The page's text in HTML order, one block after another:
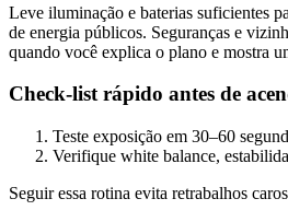
Leve iluminação e baterias suficientes
de energia públicos. Seguranças e
quando você explica o plano e mostra
Check-list rápido antes de
Teste exposição em 30–60
Verifique white balance,
Seguir essa rotina evita retrabalhos